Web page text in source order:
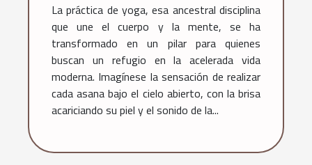
La práctica de yoga, esa ancestral disciplina
que une el cuerpo y la mente, se ha
transformado en un pilar para quienes
buscan un refugio en la acelerada vida
moderna. Imagínese la sensación de realizar
cada asana bajo el cielo abierto, con la brisa
acariciando su piel y el sonido de la...